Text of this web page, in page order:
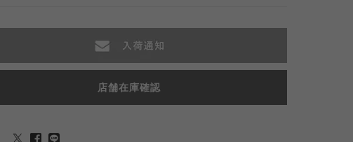
店舗在庫確認